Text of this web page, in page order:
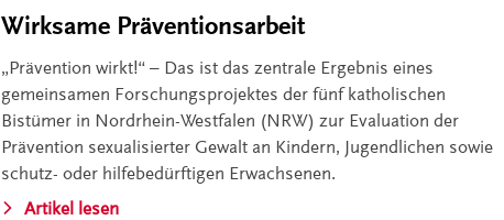
Wirksame Präventionsarbeit
„Prävention wirkt!“ – Das ist das zentrale Ergebnis eines
gemeinsamen Forschungsprojektes der fünf katholischen
Bistümer in Nordrhein-Westfalen (NRW) zur Evaluation der
Prävention sexualisierter Gewalt an Kindern, Jugendlichen sowie
schutz- oder hilfebedürftigen Erwachsenen.
Artikel lesen